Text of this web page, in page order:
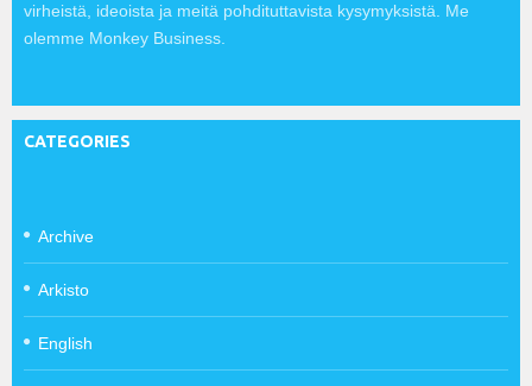
virheistä, ideoista ja meitä pohdituttavista kysymyksistä. Me
olemme Monkey Business.
CATEGORIES
Archive
Arkisto
English